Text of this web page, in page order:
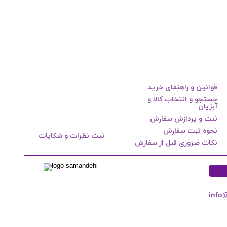
قوانین و راهنمای خرید
جستجو و انتخاب کالا و
آبزیان
ثبت و پردازش سفارش
نحوه ثبت سفارش
نکات ضروری قبل از سفارش
ثبت نظرات و شکایات